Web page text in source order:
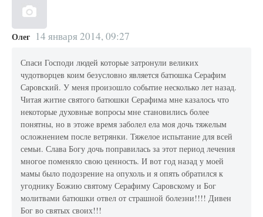
Олег 14 января 2014, 09:27
Спаси Господи людей которые затронули великих
чудотворцев коим безусловно является батюшка Серафим
Саровский. У меня произошло событие несколько лет назад.
Читая житие святого батюшки Серафима мне казалось что
некоторые духовные вопросы мне становились более
понятны, но в этоже время заболел ела моя дочь тяжелым
осложнением после ветрянки. Тяжелое испытание для всей
семьи. Слава Богу дочь поправилась за этот период лечения
многое поменяло свою ценность. И вот год назад у моей
мамы было подозрение на опухоль и я опять обратился к
угоднику Божию святому Серафиму Саровскому и Бог
молитвами батюшки отвел от страшной болезни!!!! Дивен
Бог во святых своих!!!